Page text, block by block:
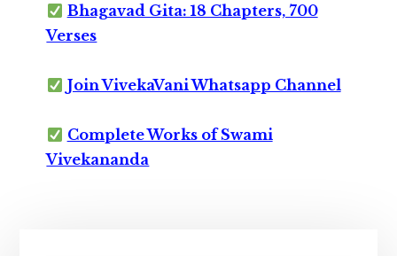
Bhagavad Gita: 18 Chapters, 700
Verses
Join VivekaVani Whatsapp Channel
Complete Works of Swami
Vivekananda